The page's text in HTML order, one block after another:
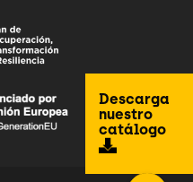
Descarga
nuestro
catálogo